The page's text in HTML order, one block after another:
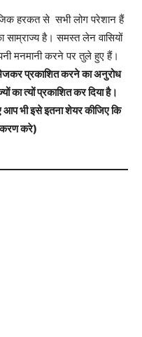
हरकत से सभी लोग परेशान हैं
है। समस्त लेन वासियों
मनमानी करने पर तुले हुए हैं।
प्रकाशित करने का अनुरोध
त्यों प्रकाशित कर दिया है।
भी इसे इतना शेयर कीजिए कि
करे)